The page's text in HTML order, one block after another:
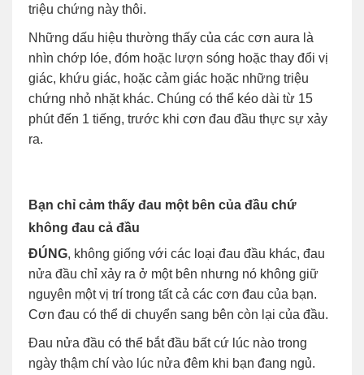
triệu chứng này thôi.
Những dấu hiệu thường thấy của các cơn aura là
nhìn chớp lóe, đóm hoặc lượn sóng hoặc thay đổi vị
giác, khứu giác, hoặc cảm giác hoặc những triệu
chứng nhỏ nhặt khác. Chúng có thể kéo dài từ 15
phút đến 1 tiếng, trước khi cơn đau đầu thực sự xảy
ra.
Bạn chỉ cảm thấy đau một bên của đầu chứ
không đau cả đầu
ĐÚNG, không giống với các loại đau đầu khác, đau
nửa đầu chỉ xảy ra ở một bên nhưng nó không giữ
nguyên một vị trí trong tất cả các cơn đau của bạn.
Cơn đau có thể di chuyển sang bên còn lại của đầu.
Đau nửa đầu có thể bắt đầu bất cứ lúc nào trong
ngày thậm chí vào lúc nửa đêm khi bạn đang ngủ.